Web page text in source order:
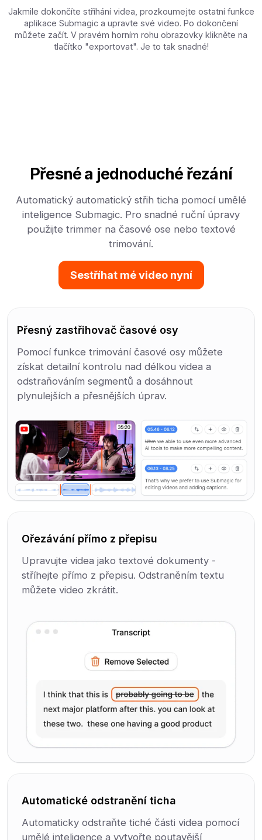
Jakmile dokončíte stříhání videa, prozkoumejte ostatní funkce
aplikace Submagic a upravte své video. Po dokončení
můžete začít. V pravém horním rohu obrazovky klikněte na
tlačítko "exportovat". Je to tak snadné!
Přesné a jednoduché řezání
Automatický automatický střih ticha pomocí umělé
inteligence Submagic. Pro snadné ruční úpravy
použijte trimmer na časové ose nebo textové
trimování.
Sestříhat mé video nyní
Přesný zastřihovač časové osy
Pomocí funkce trimování časové osy můžete
získat detailní kontrolu nad délkou videa a
odstraňováním segmentů a dosáhnout
plynulejších a přesnějších úprav.
Ořezávání přímo z přepisu
Upravujte videa jako textové dokumenty -
stříhejte přímo z přepisu. Odstraněním textu
můžete video zkrátit.
Automatické odstranění ticha
Automaticky odstraňte tiché části videa pomocí
umělé inteligence a vytvořte poutavější